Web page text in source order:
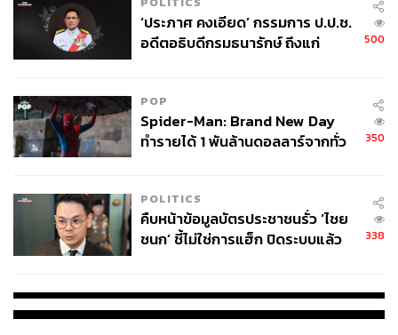
‘ประภาศ คงเอียด’ กรรมการ ป.ป.ช.
อดีตอธิบดีกรมธนารักษ์ ถึงแก่
500
POP
Spider-Man: Brand New Day
ทำรายได้ 1 พันล้านดอลลาร์จากทั่ว
350
POLITICS
คืบหน้าข้อมูลบัตรประชาชนรั่ว ‘ไชย
ชนก’ ชี้ไม่ใช่การแฮ็ก ปิดระบบแล้ว
338